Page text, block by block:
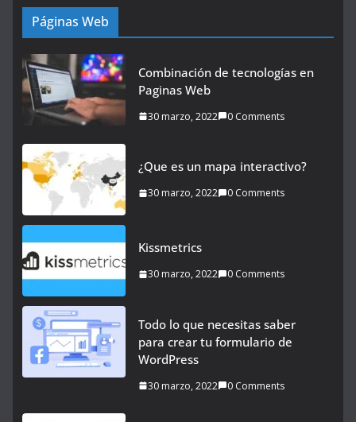
Páginas Web
Combinación de tecnologías en
Paginas Web
30 marzo, 2022 0 Comments
¿Que es un mapa interactivo?
30 marzo, 2022 0 Comments
Kissmetrics
30 marzo, 2022 0 Comments
Todo lo que necesitas saber
para crear tu formulario de
WordPress
30 marzo, 2022 0 Comments